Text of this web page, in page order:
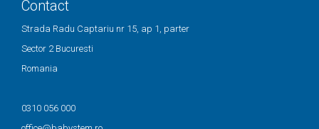
Contact
Strada Radu Captariu nr 15, ap 1, parter
Sector 2 Bucuresti
Romania
0310 056 000